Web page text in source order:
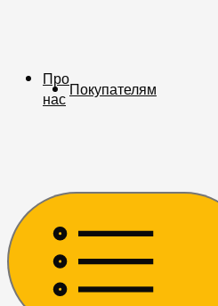
Про
нас Покупателям